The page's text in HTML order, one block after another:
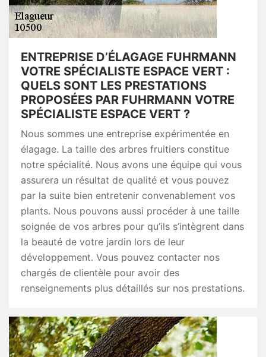
ENTREPRISE D’ÉLAGAGE FUHRMANN
VOTRE SPÉCIALISTE ESPACE VERT :
QUELS SONT LES PRESTATIONS
PROPOSÉES PAR FUHRMANN VOTRE
SPÉCIALISTE ESPACE VERT ?
Nous sommes une entreprise expérimentée en
élagage. La taille des arbres fruitiers constitue
notre spécialité. Nous avons une équipe qui vous
assurera un résultat de qualité et vous pouvez
par la suite bien entretenir convenablement vos
plants. Nous pouvons aussi procéder à une taille
soignée de vos arbres pour qu’ils s’intègrent dans
la beauté de votre jardin lors de leur
développement. Vous pouvez contacter nos
chargés de clientèle pour avoir des
renseignements plus détaillés sur nos prestations.